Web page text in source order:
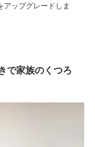
アップグレードしま
で家族のくつろ